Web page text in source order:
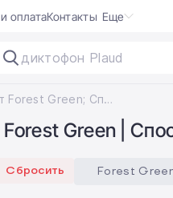
оплатаКонтакты Еще
диктофон Plaud
Цвет Forest Green; Способ ношения Через плечо/на шее
Green |
Сбросить Forest